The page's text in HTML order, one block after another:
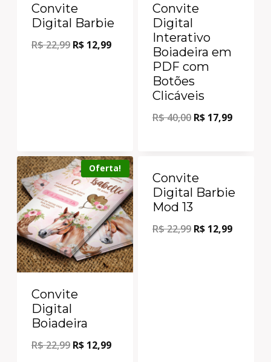
Convite
Digital Barbie
R$22,99 R$ 12,99
Convite
Digital
Interativo
Boiadeira em
PDF com
Botões
Clicáveis
R$40,00 R$ 17,99
Oferta!
Convite
Digital
Boiadeira
R$22,99 R$ 12,99
Convite
Digital Barbie
Mod 13
R$22,99 R$ 12,99